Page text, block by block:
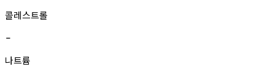
콜레스트롤
-
나트륨